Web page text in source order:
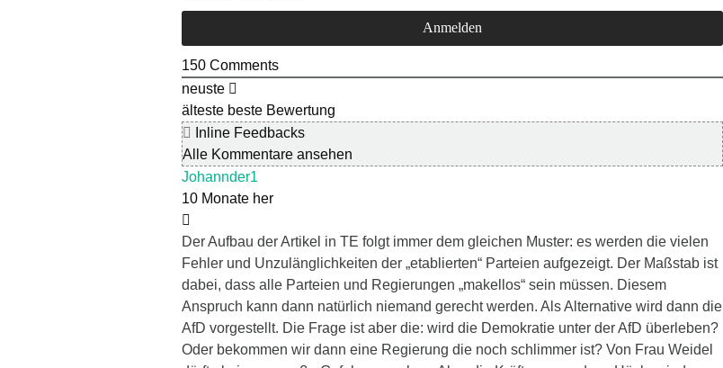
150 Comments
neuste
älteste beste Bewertung
Inline Feedbacks
Alle Kommentare ansehen
Johannder1
10 Monate her
Der Aufbau der Artikel in TE folgt immer dem gleichen Muster: es werden die vielen
Fehler und Unzulänglichkeiten der „etablierten“ Parteien aufgezeigt. Der Maßstab ist
dabei, dass alle Parteien und Regierungen „makellos“ sein müssen. Diesem
Anspruch kann dann natürlich niemand gerecht werden. Als Alternative wird dann die
AfD vorgestellt. Die Frage ist aber die: wird die Demokratie unter der AfD überleben?
Oder bekommen wir dann eine Regierung die noch schlimmer ist? Von Frau Weidel